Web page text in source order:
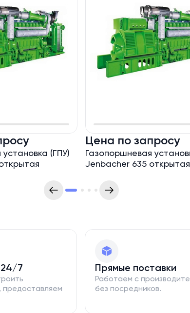
(ГПУ)
Цена по запросу
Газопоршневая
Jenbacher 635 открытая
7
предоставляем
Прямые поставки
Работаем с
без посредников.